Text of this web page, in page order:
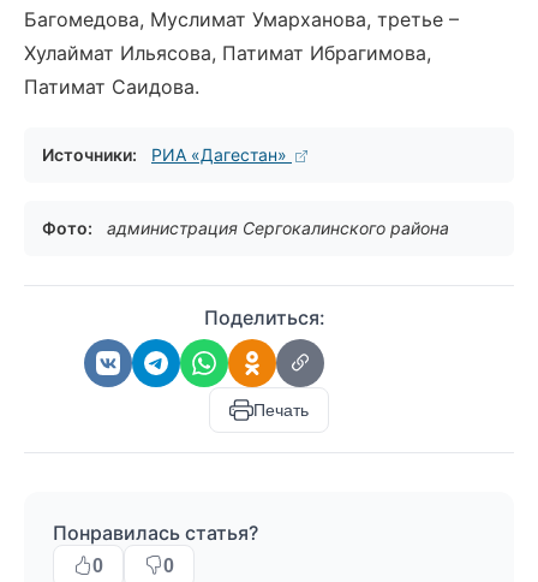
Багомедова, Муслимат Умарханова, третье –
Хулаймат Ильясова, Патимат Ибрагимова,
Патимат Саидова.
Источники: РИА «Дагестан»
Фото: администрация Сергокалинского района
Поделиться:
Печать
Понравилась статья?
0 0